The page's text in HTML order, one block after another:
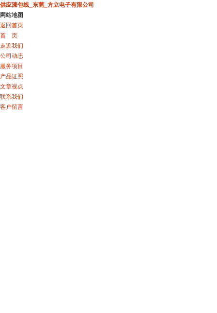
供应漆包线_东莞_方立电子有限公司
网站地图
返回首页
首 页
走近我们
公司动态
服务项目
产品证照
文章视点
联系我们
客户留言